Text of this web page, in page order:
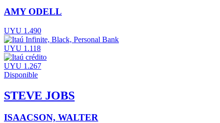
AMY ODELL
UYU 1.490
UYU 1.118
UYU 1.267
Disponible
STEVE JOBS
ISAACSON, WALTER